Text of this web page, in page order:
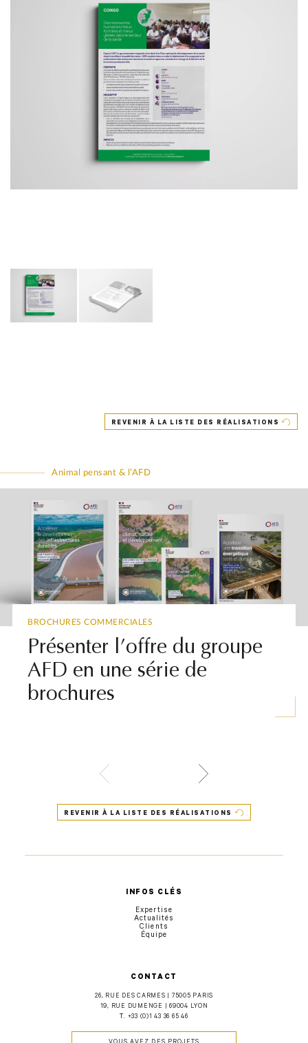
REVENIR À LA LISTE DES RÉALISATIONS
Animal pensant & l’AFD
BROCHURES COMMERCIALES
Présenter l’offre du groupe
AFD en une série de
brochures
REVENIR À LA LISTE DES RÉALISATIONS
CONTACT
26, RUE DES CARMES | 75005 PARIS
19, RUE DUMENGE | 69004 LYON
T. +33 (0)1 43 36 65 46
INFOS CLÉS
Expertise
Actualités
Clients
Équipe